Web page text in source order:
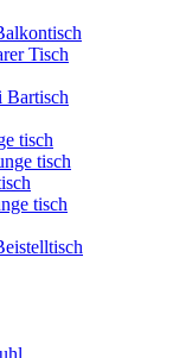
Tisch
Bartisch
tisch
tisch
tisch